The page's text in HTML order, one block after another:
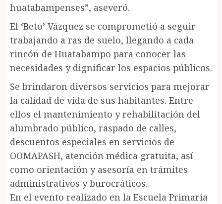
huatabampenses”, aseveró.
El ‘Beto’ Vázquez se comprometió a seguir
trabajando a ras de suelo, llegando a cada
rincón de Huatabampo para conocer las
necesidades y dignificar los espacios públicos.
Se brindaron diversos servicios para mejorar
la calidad de vida de sus habitantes. Entre
ellos el mantenimiento y rehabilitación del
alumbrado público, raspado de calles,
descuentos especiales en servicios de
OOMAPASH, atención médica gratuita, así
como orientación y asesoría en trámites
administrativos y burocráticos.
En el evento realizado en la Escuela Primaria